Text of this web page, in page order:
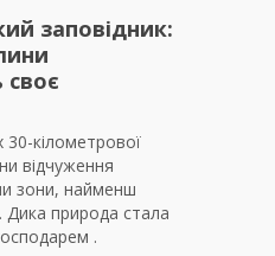
заповідник:
своє
кілометрової
відчуження
зони, найменш
Дика природа стала
.